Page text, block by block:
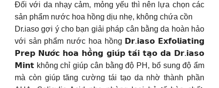
Đối với da nhạy cảm, mỏng yếu thì nên lựa chọn các
sản phẩm nước hoa hồng dịu nhẹ, không chứa cồn
Dr.iaso gợi ý cho bạn giải pháp cân bằng da hoàn hảo
với sản phẩm nước hoa hồng 𝗗𝗿.𝗶𝗮𝘀𝗼 𝗘𝘅𝗳𝗼𝗹𝗶𝗮𝘁𝗶𝗻𝗴
𝗣𝗿𝗲𝗽 𝗡𝘂̛𝗼̛́𝗰 𝗵𝗼𝗮 𝗵𝗼̂̀𝗻𝗴 𝗴𝗶𝘂́𝗽 𝘁𝗮́𝗶 𝘁𝗮̣𝗼 𝗱𝗮 𝗗𝗿.𝗶𝗮𝘀𝗼
𝗠𝗶𝗻𝘁 không chỉ giúp cân bằng độ PH, bổ sung độ ẩm
mà còn giúp tăng cường tái tạo da nhờ thành phần